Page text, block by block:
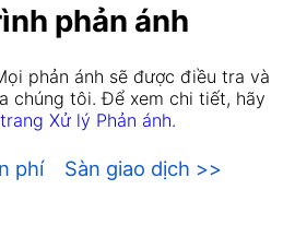
phản ánh
phản ánh sẽ được điều tra và
chúng tôi. Để xem chi tiết, hãy
trang Xử lý Phản ánh.
phí Sàn giao dịch >>